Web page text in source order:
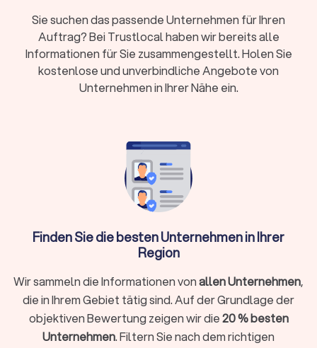
nur zu einer Reduzierung der Energiekosten, sondern auch zu
einer verbesserten Umweltbilanz.
Kosten und Förderung der Energieberatung in
Was kostet ein Energieberater in Burbach
(Nordrhein-Westfalen)?
Die Kosten für einen Energieberater variieren je nach Umfang
der Beratung und der Komplexität des Projekts. Für eine
umfassende Energieberatung eines Einfamilienhauses
können die Kostenzwischen € 800,- und € 1.500,- liegen.
Einzelmaßnahmen, wie die Beratung zur Fenster- oder
Dachdämmung, sind oft günstiger.
Förderung und Zuschüsse in Burbach (Nordrhein-
Westfalen)
Staatliche Förderprogramme machen die Beauftragung eines
Sie suchen das passende Unternehmen für Ihren
Auftrag? Bei Trustlocal haben wir bereits alle
Informationen für Sie zusammengestellt. Holen Sie
kostenlose und unverbindliche Angebote von
Unternehmen in Ihrer Nähe ein.
Finden Sie die besten Unternehmen in Ihrer
Region
Wir sammeln die Informationen vonallen Unternehmen,
die in Ihrem Gebiet tätig sind. Auf der Grundlage der
objektiven Bewertung zeigen wir die20 % besten
Unternehmen. Filtern Sie nach dem richtigen